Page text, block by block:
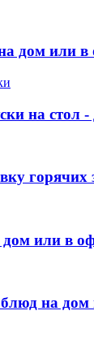
дом или в
на стол
дом или в
на